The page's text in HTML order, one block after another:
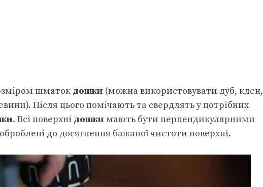
шматок дошки (можна використовувати дуб, клен,
Після цього помічають та свердлять у потрібних
. Всі поверхні дошки мають бути перпендикулярними
до досягнення бажаної чистоти поверхні.